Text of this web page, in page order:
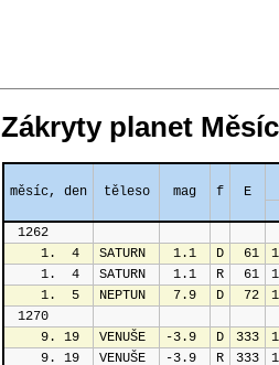
Zákryty planet
měsíc, den těleso mag f E
1262
1.  4
SATURN 1.1 D 61
1.  4
SATURN 1.1 R 61
1.  5
NEPTUN 7.9 D 72
1270
9. 19
VENUŠE -3.9 D 333
9. 19
VENUŠE -3.9 R 333